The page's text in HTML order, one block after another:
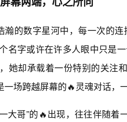
瀚的数字星河中，每一次的
名字或许在许多人眼中只是
她却承载着一份特别的关注
一场跨越屏幕的🔥灵魂对话，
大哥”的🔥出现，往往伴随